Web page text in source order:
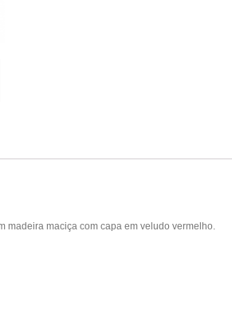
madeira maciça com capa em veludo vermelho.